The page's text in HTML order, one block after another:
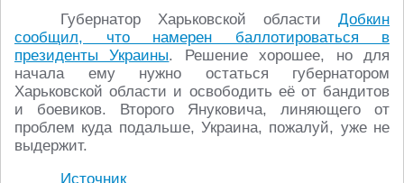
Губернатор Харьковской области Добкин
сообщил, что намерен баллотироваться в
президенты Украины. Решение хорошее, но для
начала ему нужно остаться губернатором
Харьковской области и освободить её от бандитов
и боевиков. Второго Януковича, линяющего от
проблем куда подальше, Украина, пожалуй, уже не
выдержит.
Источник